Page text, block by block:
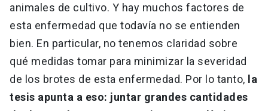
animales de cultivo. Y hay muchos factores de
esta enfermedad que todavía no se entienden
bien. En particular, no tenemos claridad sobre
qué medidas tomar para minimizar la severidad
de los brotes de esta enfermedad. Por lo tanto, la
tesis apunta a eso: juntar grandes cantidades